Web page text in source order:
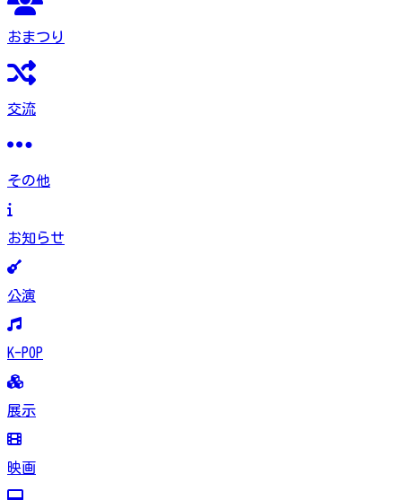
おまつり
交流
その他
お知らせ
公演
K-POP
展示
映画